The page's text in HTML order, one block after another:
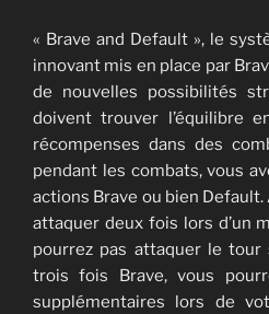
« Brave and Default », le
innovant mis en place par
de nouvelles possibilités
doivent trouver l’équilibre
récompenses dans des
pendant les combats, vous
actions Brave ou bien Default.
attaquer deux fois lors d’un
pourrez pas attaquer le tour
trois fois Brave, vous
supplémentaires lors de